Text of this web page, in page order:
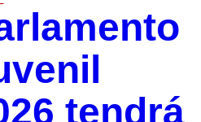
tendrá